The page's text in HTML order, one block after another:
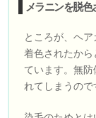
メラニンを脱
ところが、ヘ
着色されたか
ています。無
れてしまうので